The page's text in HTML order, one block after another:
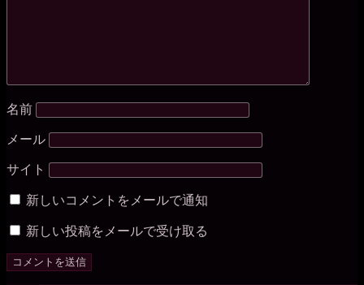
名前
メール
サイト
新しいコメントをメールで通知
新しい投稿をメールで受け取る